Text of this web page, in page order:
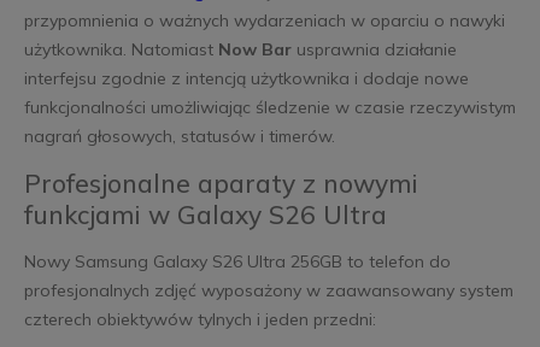
przypomnienia o ważnych wydarzeniach w oparciu o nawyki
użytkownika. Natomiast Now Barusprawnia działanie
interfejsu zgodnie z intencją użytkownika i dodaje nowe
funkcjonalności umożliwiając śledzenie w czasie rzeczywistym
nagrań głosowych, statusów i timerów.
Profesjonalne aparaty z nowymi
funkcjami w Galaxy S26 Ultra
Nowy Samsung Galaxy S26 Ultra 256GB to telefon do
profesjonalnych zdjęć wyposażony w zaawansowany system
czterech obiektywów tylnych i jeden przedni: